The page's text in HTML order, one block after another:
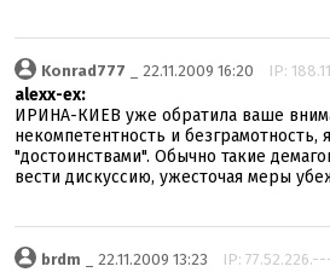
Konrad777 _ 22.11.2009 16:20 IP:
alexx-ex:
ИРИНА-КИЕВ уже обратила ваше
некомпетентность и
"достоинствами". Обычно такие
вести дискуссию, ужесточая меры
brdm _ 22.11.2009 13:23 IP: